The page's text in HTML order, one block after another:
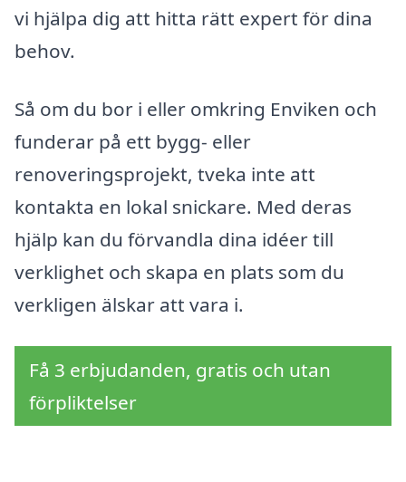
vi hjälpa dig att hitta rätt expert för dina
behov.
Så om du bor i eller omkring Enviken och
funderar på ett bygg- eller
renoveringsprojekt, tveka inte att
kontakta en lokal snickare. Med deras
hjälp kan du förvandla dina idéer till
verklighet och skapa en plats som du
verkligen älskar att vara i.
Få 3 erbjudanden, gratis och utan
förpliktelser